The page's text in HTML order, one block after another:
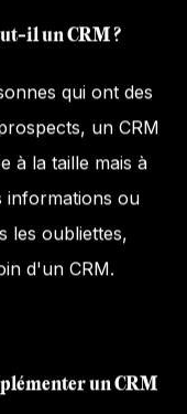
il un CRM ?
qui ont des
un CRM
à la taille mais à
informations ou
les oubliettes,
d'un CRM.
un CRM